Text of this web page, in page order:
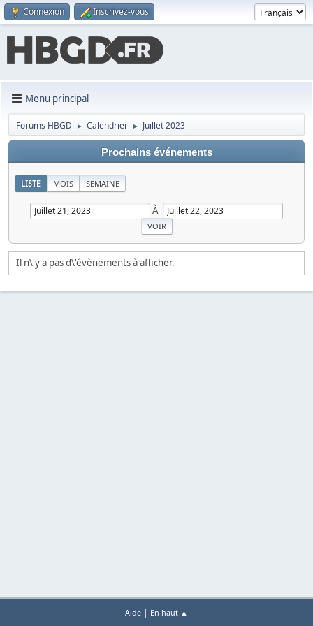
Connexion Inscrivez-vous
Menu principal
Forums HBGD ► Calendrier ► Juillet 2023
Prochains événements
LISTE MOIS SEMAINE
À
Il n\'y a pas d\'évènements à afficher.
Aide | En haut ▲